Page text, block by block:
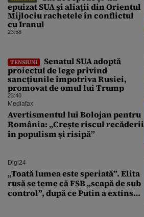
epuizat SUA și aliații din Orientul
Mijlociu rachetele în conflictul
cu Iranul
23:58
TENSIUNI
Senatul SUA adoptă
proiectul de lege privind
sancțiunile împotriva Rusiei,
promovat de omul lui Trump
23:40
Mediafax
Avertismentul lui Bolojan pentru
România: „Crește riscul recăderii
în populism și risipă”
Digi24
„Toată lumea este speriată”. Elita
rusă se teme că FSB „scapă de sub
control”, după ce Putin a extins